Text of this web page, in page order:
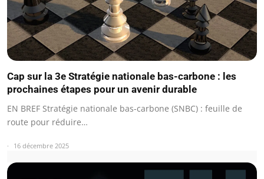
Cap sur la 3e Stratégie nationale bas-carbone : les
prochaines étapes pour un avenir durable
EN BREF Stratégie nationale bas-carbone (SNBC) : feuille de
route pour réduire…
16 décembre 2025